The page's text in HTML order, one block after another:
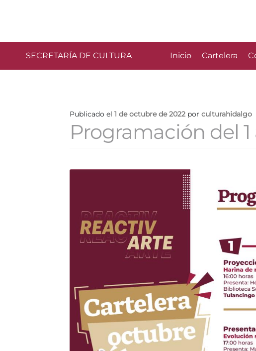
SECRETARÍA DE CULTURA Inicio Cartelera
Publicado el1 de octubre de 2022 porculturahidalgo
Programación del